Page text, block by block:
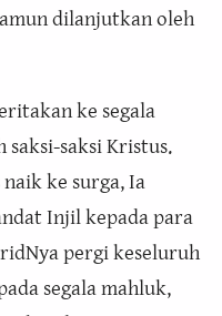
dilanjutkan oleh
ke segala
saksi Kristus.
ke surga, Ia
Injil kepada para
pergi keseluruh
segala mahluk,